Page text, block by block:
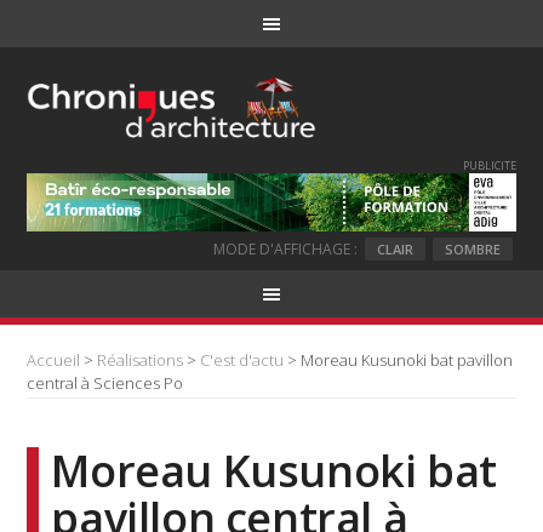
PUBLICITE
MODE D'AFFICHAGE : CLAIR SOMBRE
Accueil > Réalisations > C'est d'actu > Moreau Kusunoki bat pavillon
central à Sciences Po
Moreau Kusunoki bat
pavillon central à